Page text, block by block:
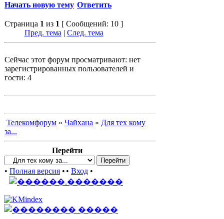
Начать новую тему Ответить
Страница 1 из 1 [ Сообщений: 10 ]
Пред. тема | След. тема
Сейчас этот форум просматривают: нет
зарегистрированных пользователей и
гости: 4
Телекомфорум » Чайхана » Для тех кому
за...
Перейти
• Полная версия • • Вход •